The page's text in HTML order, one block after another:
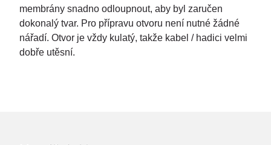
membrány snadno odloupnout, aby byl zaručen
dokonalý tvar. Pro přípravu otvoru není nutné žádné
nářadí. Otvor je vždy kulatý, takže kabel / hadici velmi
dobře utěsní.